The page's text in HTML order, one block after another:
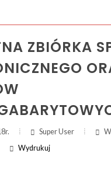
WYBIERZ KATEGORIE:
DAT
ZBIÓRKA
Super User
Wydrukuj